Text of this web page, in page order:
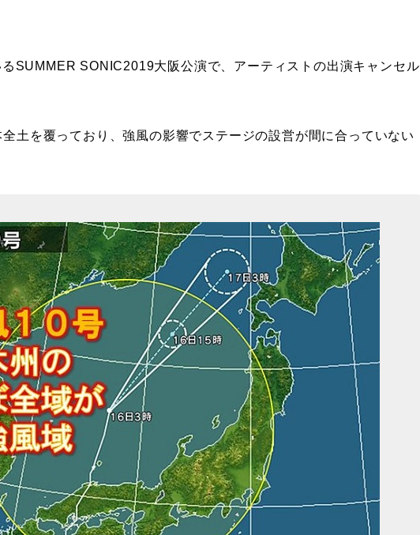
SUMMER SONIC2019大阪公演で、アーティストの出演キャンセル
土を覆っており、強風の影響でステージの設営が間に合っていない